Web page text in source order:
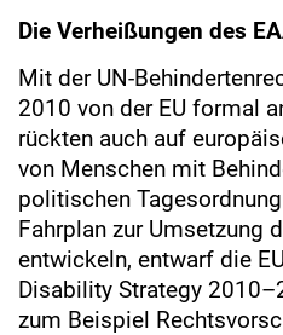
Die Verheißungen des
Mit der UN-
2010 von der EU formal
rückten auch auf
von Menschen mit
politischen
Fahrplan zur Umsetzung
entwickeln, entwarf die
Disability Strategy
zum Beispiel